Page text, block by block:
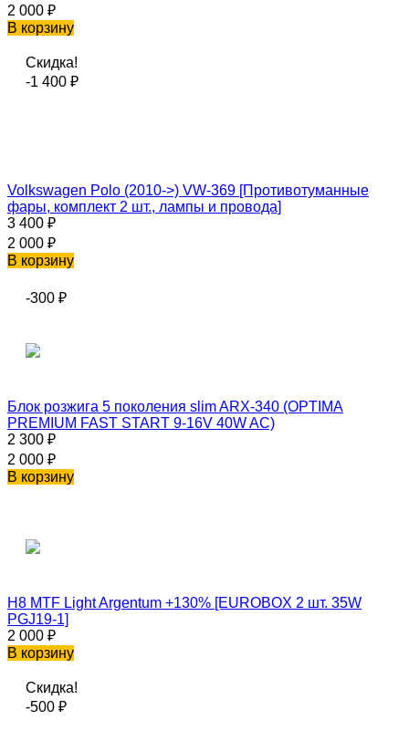
2 000 ₽
В корзину
Скидка!
-1 400 ₽
Volkswagen Polo (2010->) VW-369 [Противотуманные
фары, комплект 2 шт., лампы и провода]
3 400 ₽
2 000 ₽
В корзину
-300 ₽
Блок розжига 5 поколения slim ARX-340 (OPTIMA
PREMIUM FAST START 9-16V 40W AC)
2 300 ₽
2 000 ₽
В корзину
H8 MTF Light Argentum +130% [EUROBOX 2 шт. 35W
PGJ19-1]
2 000 ₽
В корзину
Скидка!
-500 ₽